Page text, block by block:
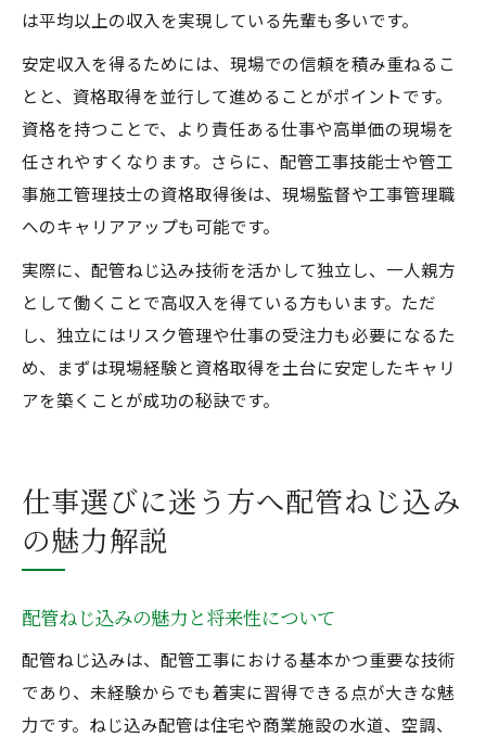
は平均以上の収入を実現している先輩も多いです。
安定収入を得るためには、現場での信頼を積み重ねるこ
とと、資格取得を並行して進めることがポイントです。
資格を持つことで、より責任ある仕事や高単価の現場を
任されやすくなります。さらに、配管工事技能士や管工
事施工管理技士の資格取得後は、現場監督や工事管理職
へのキャリアアップも可能です。
実際に、配管ねじ込み技術を活かして独立し、一人親方
として働くことで高収入を得ている方もいます。ただ
し、独立にはリスク管理や仕事の受注力も必要になるた
め、まずは現場経験と資格取得を土台に安定したキャリ
アを築くことが成功の秘訣です。
仕事選びに迷う方へ配管ねじ込み
の魅力解説
配管ねじ込みの魅力と将来性について
配管ねじ込みは、配管工事における基本かつ重要な技術
であり、未経験からでも着実に習得できる点が大きな魅
力です。ねじ込み配管は住宅や商業施設の水道、空調、